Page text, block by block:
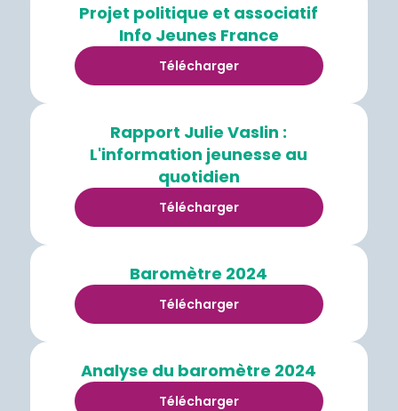
Projet politique et associatif
Info Jeunes France
Télécharger
Rapport Julie Vaslin :
L'information jeunesse au
quotidien
Télécharger
Baromètre 2024
Télécharger
Analyse du baromètre 2024
Télécharger